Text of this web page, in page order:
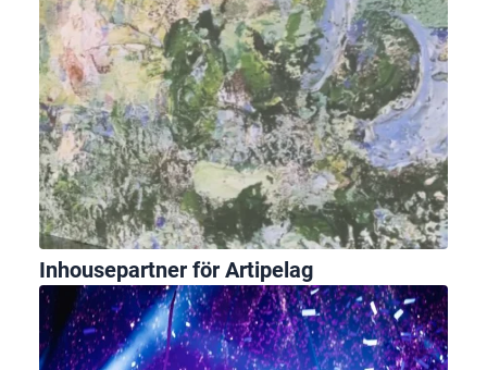
Inhousepartner för Artipelag